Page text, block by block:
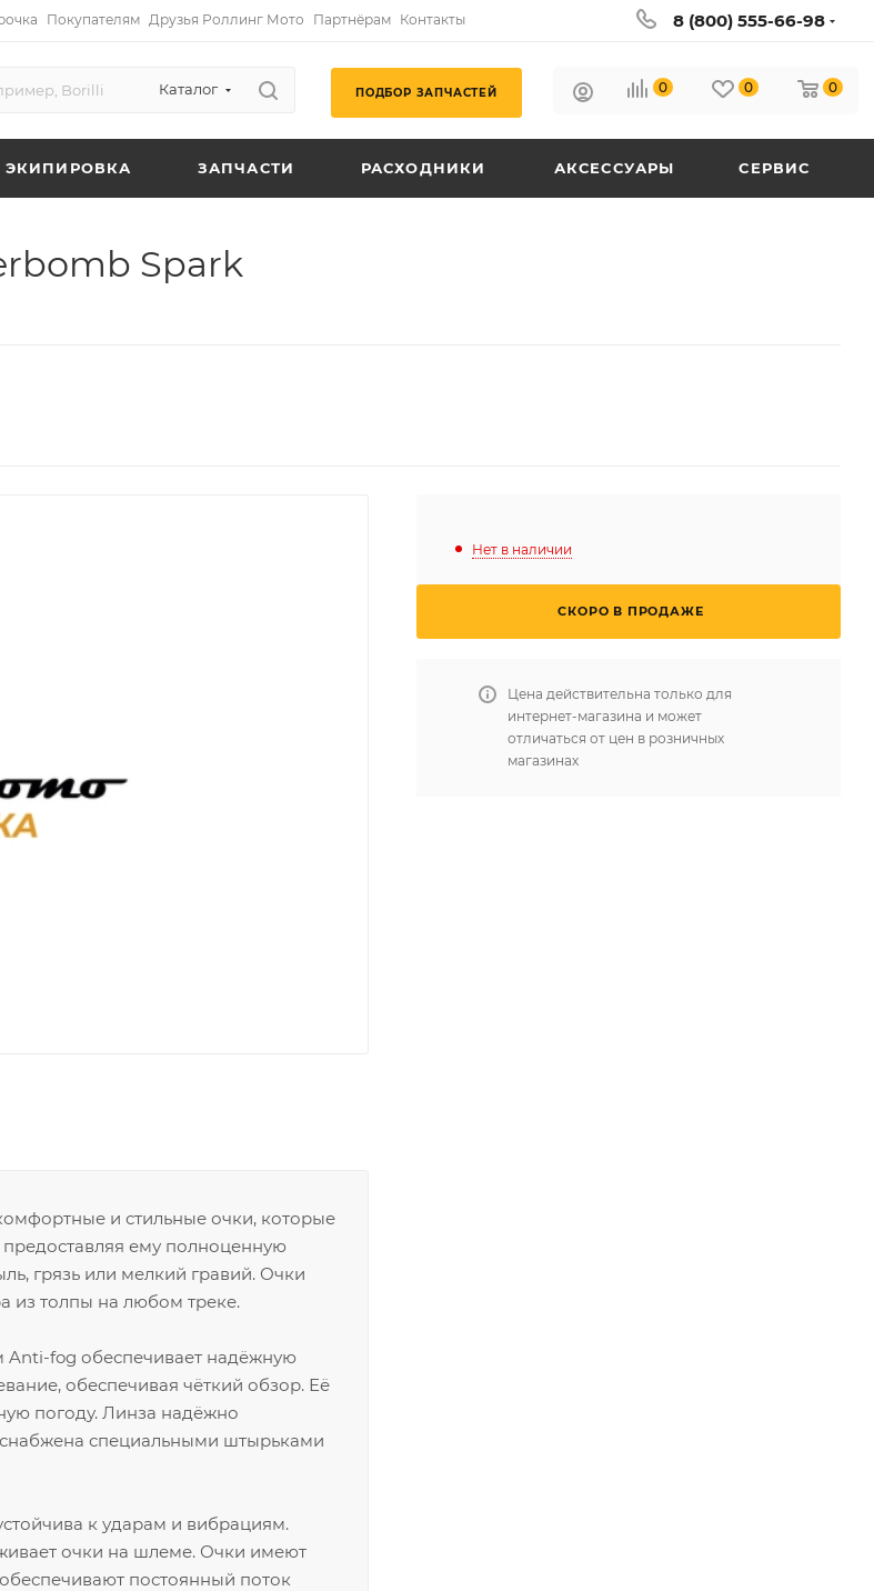
Покупателям Друзья Роллинг Мото Партнёрам Контакты 8 (800) 555-66-98
Каталог ПОДБОР ЗАПЧАСТЕЙ 0 0 0
ЭКИПИРОВКА ЗАПЧАСТИ РАСХОДНИКИ АКСЕССУАРЫ СЕРВИС
Spark
и стильные очки, которые
ему полноценную
грязь или мелкий гравий. Очки
из толпы на любом треке.
Anti-fog обеспечивает надёжную
обеспечивая чёткий обзор. Её
погоду. Линза надёжно
снабжена специальными штырьками
к ударам и вибрациям.
очки на шлеме. Очки имеют
постоянный поток
Нет в наличии
СКОРО В ПРОДАЖЕ
Цена действительна только для
интернет-магазина и может
отличаться от цен в розничных
магазинах